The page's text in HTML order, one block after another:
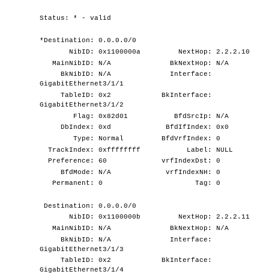
Status: * - valid
*Destination: 0.0.0.0/0
NibID: 0x1100000a NextHop: 2.2.2.10
MainNibID: N/A BkNextHop: N/A
BkNibID: N/A Interface:
GigabitEthernet3/1/1
TableID: 0x2 BkInterface:
GigabitEthernet3/1/2
Flag: 0x82d01 BfdSrcIp: N/A
DbIndex: 0xd BfdIfIndex: 0x0
Type: Normal BfdVrfIndex: 0
TrackIndex: 0xffffffff Label: NULL
Preference: 60 vrfIndexDst: 0
BfdMode: N/A vrfIndexNH: 0
Permanent: 0 Tag: 0
Destination: 0.0.0.0/0
NibID: 0x1100000b NextHop: 2.2.2.11
MainNibID: N/A BkNextHop: N/A
BkNibID: N/A Interface:
GigabitEthernet3/1/3
TableID: 0x2 BkInterface:
GigabitEthernet3/1/4